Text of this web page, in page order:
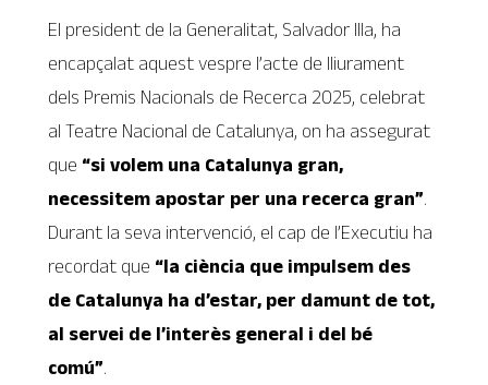
El president de la Generalitat, Salvador Illa, ha
encapçalat aquest vespre l’acte de lliurament
dels Premis Nacionals de Recerca 2025, celebrat
al Teatre Nacional de Catalunya, on ha assegurat
que “si volem una Catalunya gran,
necessitem apostar per una recerca gran”.
Durant la seva intervenció, el cap de l’Executiu ha
recordat que “la ciència que impulsem des
de Catalunya ha d’estar, per damunt de tot,
al servei de l’interès general i del bé
comú”.